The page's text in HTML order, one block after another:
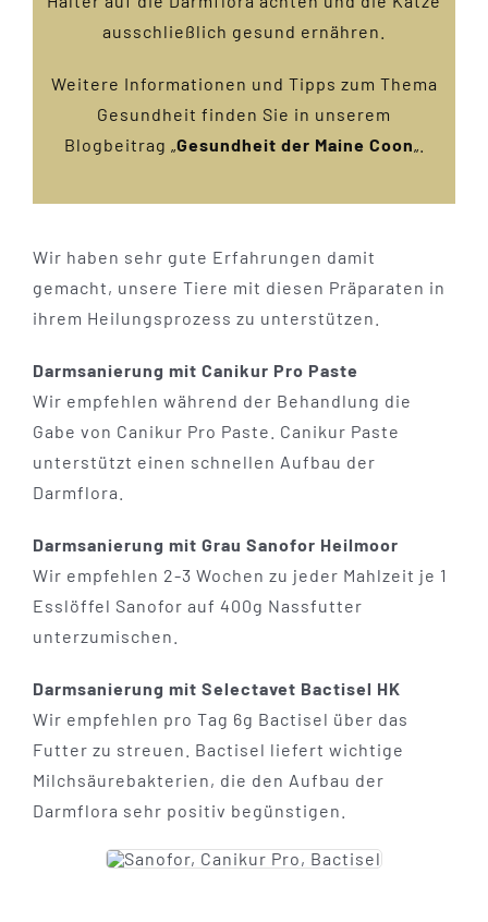
ausschließlich gesund ernähren.
Weitere Informationen und Tipps zum Thema
Gesundheit finden Sie in unserem
Blogbeitrag „ Gesundheit der Maine Coon
Wir haben sehr gute Erfahrungen damit
gemacht, unsere Tiere mit diesen Präparaten in
ihrem Heilungsprozess zu unterstützen.
Darmsanierung mit Canikur Pro Paste
Wir empfehlen während der Behandlung die
Gabe von Canikur Pro Paste. Canikur Paste
unterstützt einen schnellen Aufbau der
Darmflora.
Darmsanierung mit Grau Sanofor Heilmoor
Wir empfehlen 2-3 Wochen zu jeder Mahlzeit je 1
Esslöffel Sanofor auf 400g Nassfutter
unterzumischen.
Darmsanierung mit Selectavet Bactisel HK
Wir empfehlen pro Tag 6g Bactisel über das
Futter zu streuen. Bactisel liefert wichtige
Milchsäurebakterien, die den Aufbau der
Darmflora sehr positiv begünstigen.